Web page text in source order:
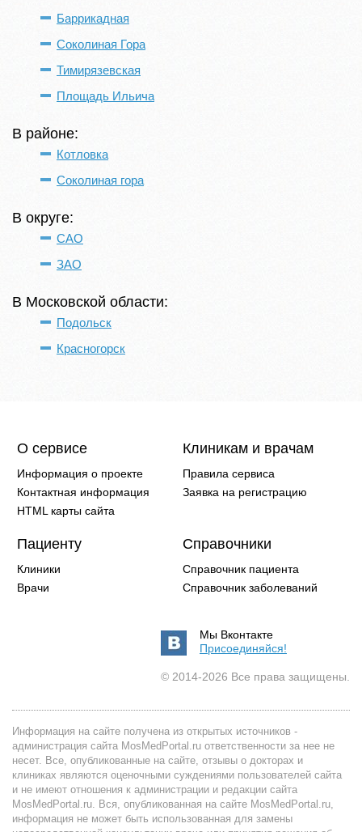
Баррикадная
Соколиная Гора
Тимирязевская
Площадь Ильича
В районе:
Котловка
Соколиная гора
В округе:
САО
ЗАО
В Московской области:
Подольск
Красногорск
О сервисе
Информация о проекте
Контактная информация
HTML карты сайта
Клиникам и врачам
Правила сервиса
Заявка на регистрацию
Пациенту
Клиники
Врачи
Справочники
Справочник пациента
Справочник заболеваний
Мы Вконтакте
Присоединяйся!
© 2014-2026 Все права защищены.
Информация на сайте получена из открытых источников -
администрация сайта MosMedPortal.ru ответственности за нее не
несет. Все, опубликованные на сайте, отзывы о докторах и
клиниках являются оценочными суждениями пользователей сайта
и не имеют отношения к администрации и редакции сайта
MosMedPortal.ru. Вся, опубликованная на сайте MosMedPortal.ru,
информация не может быть использованная для замены